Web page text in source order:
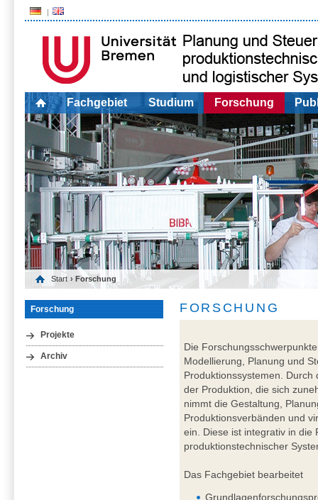
Fachgebiet Studium Forschung
Start › Forschung
Forschung
Projekte
Archiv
FORSCHUNG
Die
Modellierung, Planung und
Produktionssystemen. Durch
der Produktion, die sich
nimmt die Gestaltung,
Produktionsverbänden und
ein. Diese ist integrativ in die
produktionstechnischer
Das Fachgebiet bearbeitet